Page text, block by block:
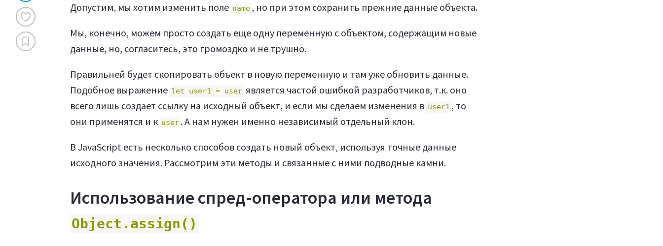
Допустим, мы хотим изменить поле name , но при этом сохранить прежние данные объекта.
Мы, конечно, можем просто создать еще одну переменную с объектом, содержащим новые
данные, но, согласитесь, это громоздко и не трушно.
Правильней будет скопировать объект в новую переменную и там уже обновить данные.
Подобное выражение let user1 = user является частой ошибкой разработчиков, т.к. оно
всего лишь создает ссылку на исходный объект, и если мы сделаем изменения в user1 , то
они применятся и к user . А нам нужен именно независимый отдельный клон.
В JavaScript есть несколько способов создать новый объект, используя точные данные
исходного значения. Рассмотрим эти методы и связанные с ними подводные камни.
Использование спред-оператора или метода
Object.assign()